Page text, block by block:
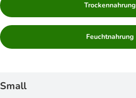
Trockennahrung
Feuchtnahrung
Small